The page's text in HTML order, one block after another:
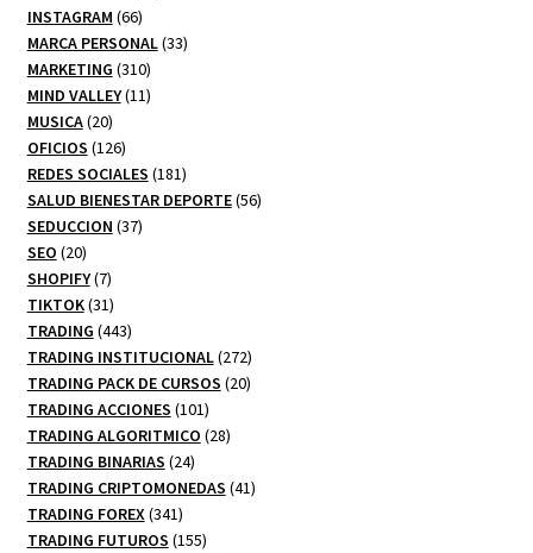
INSTAGRAM 6666
productos
MARCA PERSONAL 3333
MARKETING 310310
productos
MIND VALLEY 1111
MUSICA 2020
productos
OFICIOS 126126
productos
REDES SOCIALES 181181
productos
SALUD BIENESTAR DEPORTE 5656
SEDUCCION 3737
SEO 2020
productos
SHOPIFY 77
productos
TIKTOK 3131
productos
TRADING 443443
productos
TRADING INSTITUCIONAL 272272
productos
TRADING PACK DE CURSOS 2020
TRADING ACCIONES 101101
productos
TRADING ALGORITMICO 2828
TRADING BINARIAS 2424
productos
TRADING CRIPTOMONEDAS 4141
TRADING FOREX 341341
productos
TRADING FUTUROS 155155